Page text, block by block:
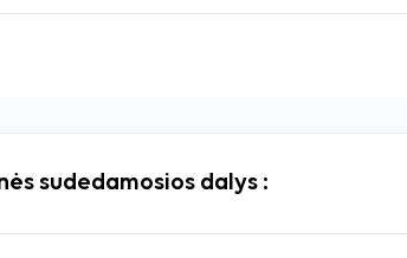
sudedamosios dalys :